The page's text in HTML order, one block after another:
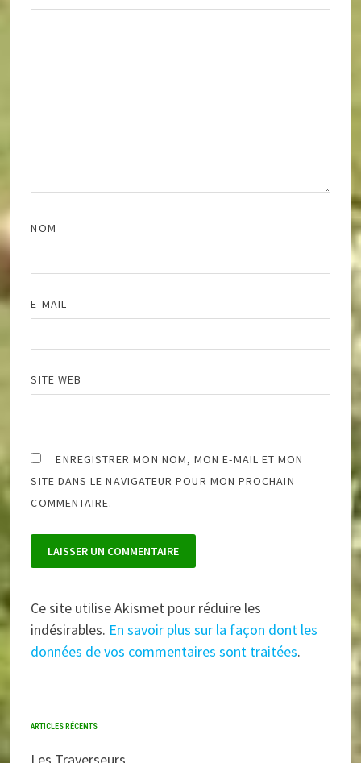
NOM
E-MAIL
SITE WEB
ENREGISTRER MON NOM, MON E-MAIL ET MON
SITE DANS LE NAVIGATEUR POUR MON PROCHAIN
COMMENTAIRE.
Ce site utilise Akismet pour réduire les
indésirables. En savoir plus sur la façon dont les
données de vos commentaires sont traitées.
ARTICLES RÉCENTS